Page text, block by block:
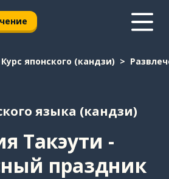
Курс японского (кандзи)
языка (кандзи)
Такэути -
праздник